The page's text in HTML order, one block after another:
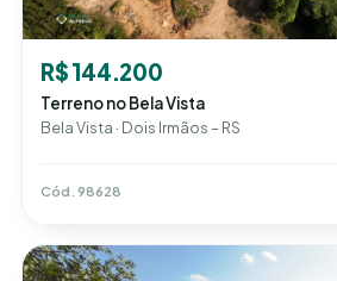
R$ 144.200
Terreno no Bela Vista
Bela Vista · Dois Irmãos – RS
Cód. 98628